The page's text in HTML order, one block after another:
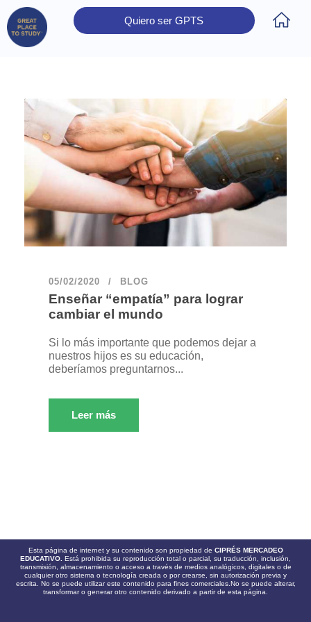
Quiero ser GPTS
05/02/2020 BLOG
Enseñar “empatía” para lograr
cambiar el mundo
Si lo más importante que podemos dejar a
nuestros hijos es su educación,
deberíamos preguntarnos...
Leer más
Esta página de internet y su contenido son propiedad de CIPRÉS MERCADEO
EDUCATIVO. Está prohibida su reproducción total o parcial, su traducción, inclusión,
transmisión, almacenamiento o acceso a través de medios analógicos, digitales o de
cualquier otro sistema o tecnología creada o por crearse, sin autorización previa y
escrita. No se puede utilizar este contenido para fines comerciales.No se puede alterar,
transformar o generar otro contenido derivado a partir de esta página.